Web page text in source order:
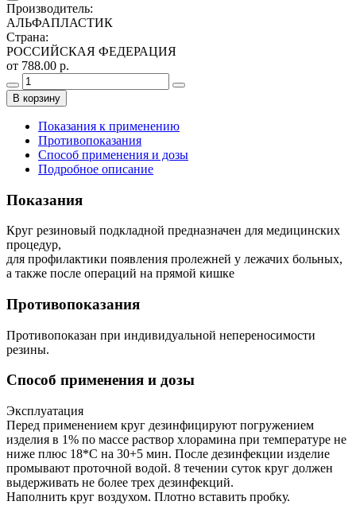
Производитель:
АЛЬФАПЛАСТИК
Страна:
РОССИЙСКАЯ ФЕДЕРАЦИЯ
от 788.00 р.
В корзину
Показания к применению
Противопоказания
Способ применения и дозы
Подробное описание
Показания
Круг резиновый подкладной предназначен для медицинских
процедур,
для профилактики появления пролежней у лежачих больных,
а также после операций на прямой кишке
Противопоказания
Противопоказан при индивидуальной непереносимости
резины.
Способ применения и дозы
Эксплуатация
Перед применением круг дезинфицируют погружением
изделия в 1% по массе раствор хлорамина при температуре не
ниже плюс 18*С на 30+5 мин. После дезинфекции изделие
промывают проточной водой. 8 течении суток круг должен
выдерживать не более трех дезинфекций.
Наполнить круг воздухом. Плотно вставить пробку.